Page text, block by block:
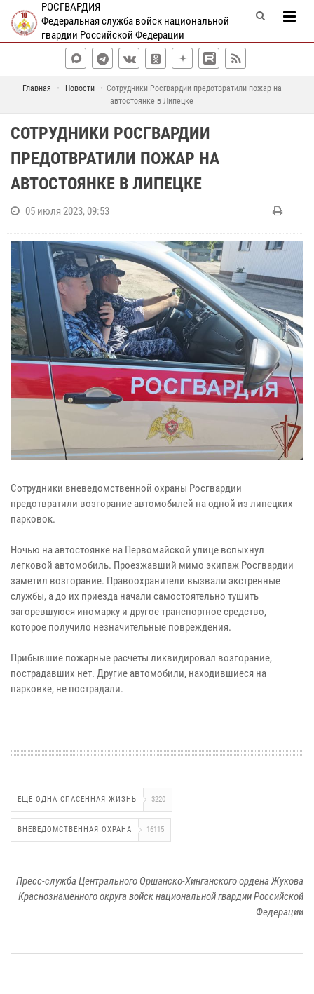
РОСГВАРДИЯ
Федеральная служба войск национальной
гвардии Российской Федерации
Главная Новости
Сотрудники Росгвардии предотвратили пожар на
автостоянке в Липецке
СОТРУДНИКИ РОСГВАРДИИ
ПРЕДОТВРАТИЛИ ПОЖАР НА
АВТОСТОЯНКЕ В ЛИПЕЦКЕ
05 июля 2023, 09:53
Сотрудники вневедомственной охраны Росгвардии
предотвратили возгорание автомобилей на одной из липецких
парковок.
Ночью на автостоянке на Первомайской улице вспыхнул
легковой автомобиль. Проезжавший мимо экипаж Росгвардии
заметил возгорание. Правоохранители вызвали экстренные
службы, а до их приезда начали самостоятельно тушить
загоревшуюся иномарку и другое транспортное средство,
которое получило незначительные повреждения.
Прибывшие пожарные расчеты ликвидировал возгорание,
пострадавших нет. Другие автомобили, находившиеся на
парковке, не пострадали.
ЕЩЁ ОДНА СПАСЕННАЯ ЖИЗНЬ 3220
ВНЕВЕДОМСТВЕННАЯ ОХРАНА 16115
Пресс-служба Центрального Оршанско-Хинганского ордена Жукова
Краснознаменного округа войск национальной гвардии Российской
Федерации